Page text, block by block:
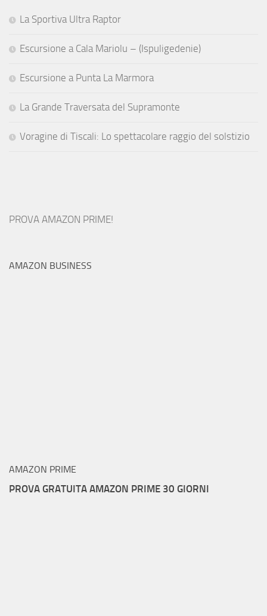
La Sportiva Ultra Raptor
Escursione a Cala Mariolu – (Ispuligedenie)
Escursione a Punta La Marmora
La Grande Traversata del Supramonte
Voragine di Tiscali: Lo spettacolare raggio del solstizio
PROVA AMAZON PRIME!
AMAZON BUSINESS
AMAZON PRIME
PROVA GRATUITA AMAZON PRIME 30 GIORNI